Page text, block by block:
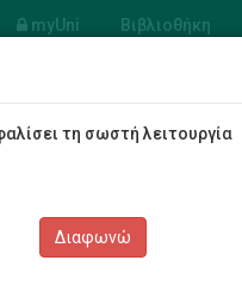
myUni Βιβλιοθήκη
Σπουδές Έρευνα
τη σωστή λειτουργία
Διαφωνώ